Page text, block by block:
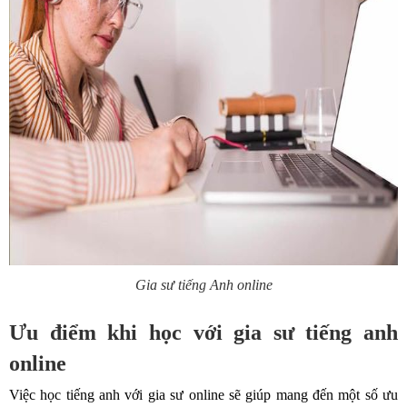
Gia sư tiếng Anh online
Ưu điểm khi học với gia sư tiếng anh
online
Việc học tiếng anh với gia sư online sẽ giúp mang đến một số ưu